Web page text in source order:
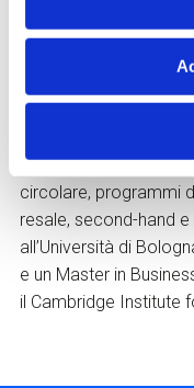
Group (BCG) a
Climate &
sostenibili.
internazionali in IKEA e
dove ha contribuito a
circolare, programmi
resale, second-hand
all’Università di
e un Master in
il Cambridge Institute